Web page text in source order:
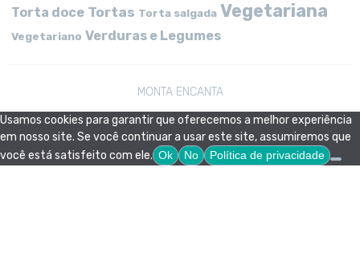
Torta doce Tortas Torta salgada Vegetariana
Vegetariano Verduras e Legumes
MONTA ENCANTA
Usamos cookies para garantir que oferecemos a melhor experiência
em nosso site. Se você continuar a usar este site, assumiremos que
você está satisfeito com ele. Ok No Política de privacidade